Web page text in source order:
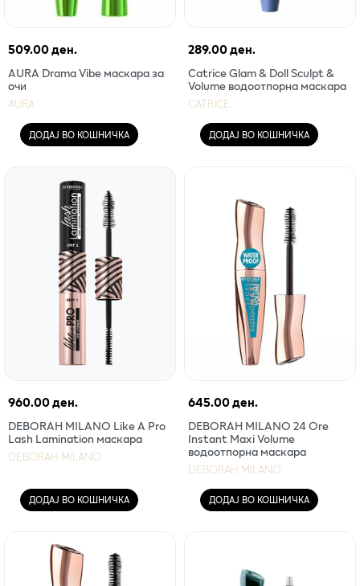
509.00 ден.
AURA Drama Vibe маскара за
очи
AURA
ДОДАЈ ВО КОШНИЧКА
289.00 ден.
Catrice Glam & Doll Sculpt &
Volume водоотпорна маскара
CATRICE
ДОДАЈ ВО КОШНИЧКА
960.00 ден.
DEBORAH MILANO Like A Pro
Lash Lamination маскара
DEBORAH MILANO
ДОДАЈ ВО КОШНИЧКА
645.00 ден.
DEBORAH MILANO 24 Ore
Instant Maxi Volume
водоотпорна маскара
DEBORAH MILANO
ДОДАЈ ВО КОШНИЧКА